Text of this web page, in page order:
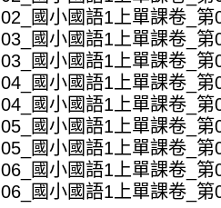
02_國小國語1上單課卷_
03_國小國語1上單課卷_
03_國小國語1上單課卷_
04_國小國語1上單課卷_
04_國小國語1上單課卷_
05_國小國語1上單課卷_
05_國小國語1上單課卷_
06_國小國語1上單課卷_
06_國小國語1上單課卷_